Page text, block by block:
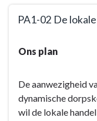
PA1-02 De
naar
Dynamische
dorpskernen:
Ons plan
De aanwezigheid
dynamische
wil de lokale